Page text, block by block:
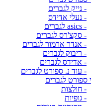
- נייק לגברים
- נעלי אדידס
- asics לגברים
- סקצ'רס לגברים
- אנדר ארמור לגברים
- ריבוק לגברים
- אדידס לגברים
- עוד נ. ספורט לגברים
ספורט לגברים
- חולצות
- גופיות